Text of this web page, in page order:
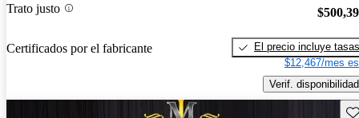
Trato justo
Certificados por el fabricante
El precio incluye tasas
$12,467/mes
Verif. disponibilidad